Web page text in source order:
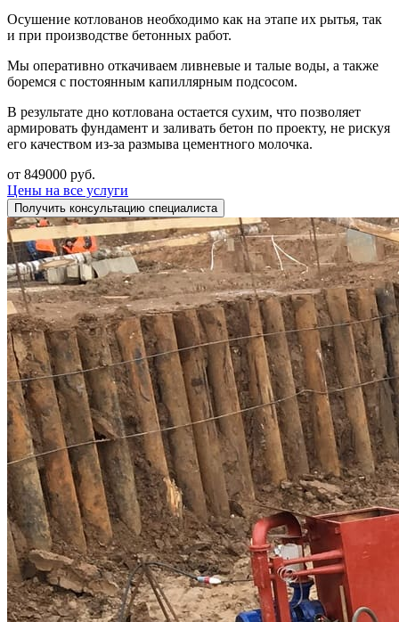
Осушение котлованов необходимо как на этапе их рытья, так
и при производстве бетонных работ.
Мы оперативно откачиваем ливневые и талые воды, а также
боремся с постоянным капиллярным подсосом.
В результате дно котлована остается сухим, что позволяет
армировать фундамент и заливать бетон по проекту, не рискуя
его качеством из-за размыва цементного молочка.
от 849000 руб.
Цены на все услуги
Получить консультацию специалиста